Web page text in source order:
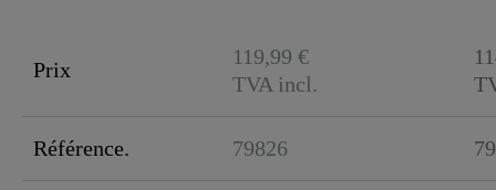
Prix
119,99 €
TVA incl.
Référence. 79826